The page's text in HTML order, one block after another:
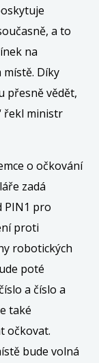
a to
na
místě. Díky
přesně vědět,
řekl ministr
o očkování
zadá
PIN1 pro
proti
robotických
poté
a číslo a
také
očkovat.
bude volná